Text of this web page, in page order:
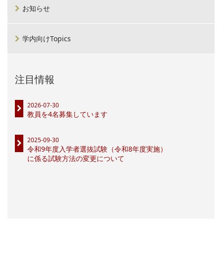
お知らせ
学内向けTopics
注目情報
2026-07-30
教員を4名募集しています
2025-09-30
令和9年度入学者選抜試験（令和8年度実施）
に係る試験方法の変更について